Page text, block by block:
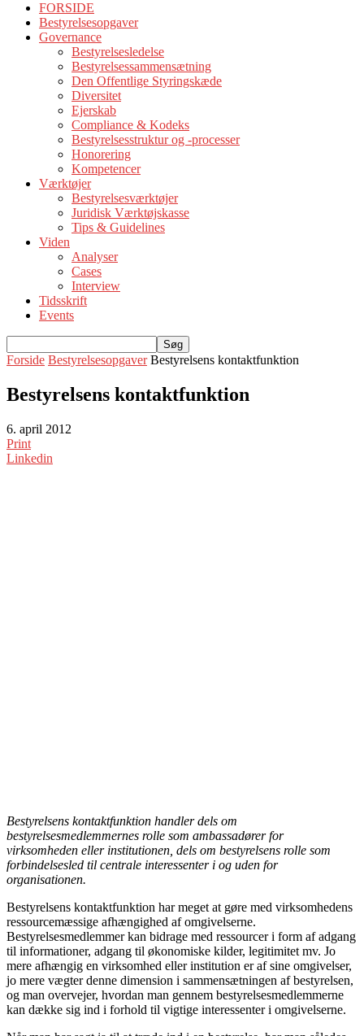
FORSIDE
Bestyrelsesopgaver
Governance
Bestyrelsesledelse
Bestyrelsessammensætning
Den Offentlige Styringskæde
Diversitet
Ejerskab
Compliance & Kodeks
Bestyrelsesstruktur og -processer
Honorering
Kompetencer
Værktøjer
Bestyrelsesværktøjer
Juridisk Værktøjskasse
Tips & Guidelines
Viden
Analyser
Cases
Interview
Tidsskrift
Events
Forside Bestyrelsesopgaver Bestyrelsens kontaktfunktion
Bestyrelsens kontaktfunktion
6. april 2012
Print
Linkedin
Bestyrelsens kontaktfunktion handler dels om
bestyrelsesmedlemmernes rolle som ambassadører for
virksomheden eller institutionen, dels om bestyrelsens rolle som
forbindelsesled til centrale interessenter i og uden for
organisationen.
Bestyrelsens kontaktfunktion har meget at gøre med virksomhedens
ressourcemæssige afhængighed af omgivelserne.
Bestyrelsesmedlemmer kan bidrage med ressourcer i form af adgang
til informationer, adgang til økonomiske kilder, legitimitet mv. Jo
mere afhængig en virksomhed eller institution er af sine omgivelser,
jo mere vægter denne dimension i sammensætningen af bestyrelsen,
og man overvejer, hvordan man gennem bestyrelsesmedlemmerne
kan dække sig ind i forhold til vigtige interessenter i omgivelserne.